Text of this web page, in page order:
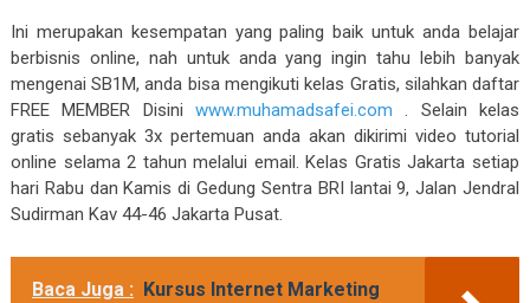
Ini merupakan kesempatan yang paling baik untuk anda belajar
berbisnis online, nah untuk anda yang ingin tahu lebih banyak
mengenai SB1M, anda bisa mengikuti kelas Gratis, silahkan daftar
FREE MEMBER Disini www.muhamadsafei.com . Selain kelas
gratis sebanyak 3x pertemuan anda akan dikirimi video tutorial
online selama 2 tahun melalui email. Kelas Gratis Jakarta setiap
hari Rabu dan Kamis di Gedung Sentra BRI lantai 9, Jalan Jendral
Sudirman Kav 44-46 Jakarta Pusat.
Baca Juga : Kursus Internet Marketing